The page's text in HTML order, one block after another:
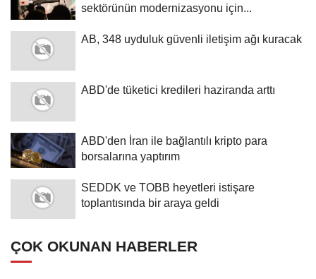
sektörünün modernizasyonu için...
AB, 348 uyduluk güvenli iletişim ağı kuracak
ABD'de tüketici kredileri haziranda arttı
ABD'den İran ile bağlantılı kripto para
borsalarına yaptırım
SEDDK ve TOBB heyetleri istişare
toplantısında bir araya geldi
ÇOK OKUNAN HABERLER